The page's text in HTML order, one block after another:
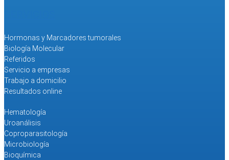
Hormonas y Marcadores tumorales
Biología Molecular
Referidos
Servicio a empresas
Trabajo a domicilio
Resultados online
Hematología
Uroanálisis
Coproparasitología
Microbiología
Bioquímica